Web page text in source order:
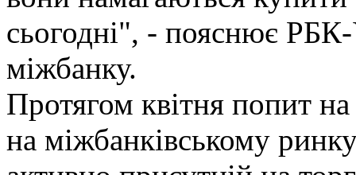
сьогодні", - пояснює РБК-
міжбанку.
Протягом квітня попит
на міжбанківському